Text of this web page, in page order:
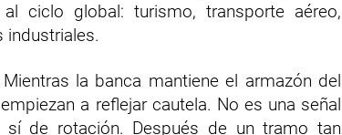
ciclo global: turismo, transporte aéreo,
industriales.
la banca mantiene el armazón del
a reflejar cautela. No es una señal
sí de rotación. Después de un tramo tan